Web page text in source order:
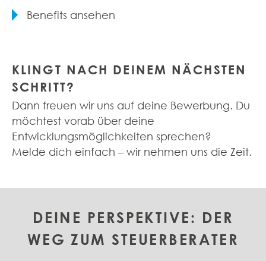
Benefits ansehen
KLINGT NACH DEINEM NÄCHSTEN
SCHRITT?
Dann freuen wir uns auf deine Bewerbung. Du
möchtest vorab über deine
Entwicklungsmöglichkeiten sprechen?
Melde dich einfach – wir nehmen uns die Zeit.
DEINE PERSPEKTIVE: DER
WEG ZUM STEUERBERATER